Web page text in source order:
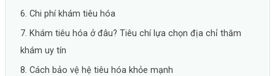
6. Chi phí khám tiêu hóa
7. Khám tiêu hóa ở đâu? Tiêu chí lựa chọn địa chỉ thăm
khám uy tín
8. Cách bảo vệ hệ tiêu hóa khỏe mạnh